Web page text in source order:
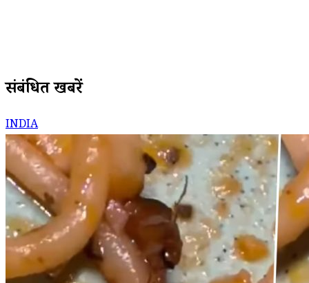
संबंधित खबरें
INDIA